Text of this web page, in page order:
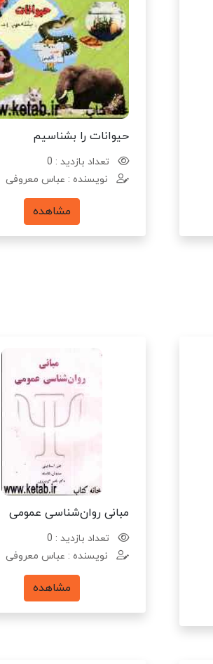
حیوانات را بشناسیم
تعداد بازدید : 0
نویسنده : عباس معروفی
مشاهده
مبانی روان‌شناسی عمومی
تعداد بازدید : 0
نویسنده : عباس معروفی
مشاهده